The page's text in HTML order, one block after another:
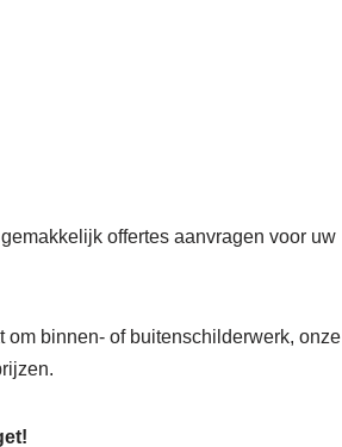
offertes aanvragen voor uw
om binnen- of buitenschilderwerk, onze